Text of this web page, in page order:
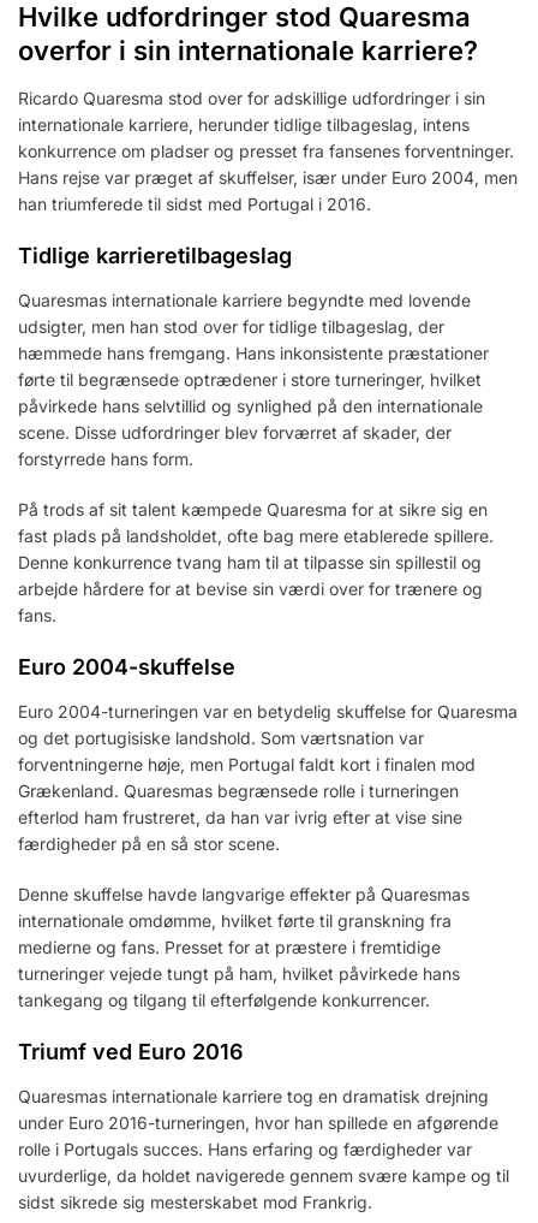
Hvilke udfordringer stod Quaresma
overfor i sin internationale karriere?
Ricardo Quaresma stod over for adskillige udfordringer i sin
internationale karriere, herunder tidlige tilbageslag, intens
konkurrence om pladser og presset fra fansenes forventninger.
Hans rejse var præget af skuffelser, især under Euro 2004, men
han triumferede til sidst med Portugal i 2016.
Tidlige karrieretilbageslag
Quaresmas internationale karriere begyndte med lovende
udsigter, men han stod over for tidlige tilbageslag, der
hæmmede hans fremgang. Hans inkonsistente præstationer
førte til begrænsede optrædener i store turneringer, hvilket
påvirkede hans selvtillid og synlighed på den internationale
scene. Disse udfordringer blev forværret af skader, der
forstyrrede hans form.
På trods af sit talent kæmpede Quaresma for at sikre sig en
fast plads på landsholdet, ofte bag mere etablerede spillere.
Denne konkurrence tvang ham til at tilpasse sin spillestil og
arbejde hårdere for at bevise sin værdi over for trænere og
fans.
Euro 2004-skuffelse
Euro 2004-turneringen var en betydelig skuffelse for Quaresma
og det portugisiske landshold. Som værtsnation var
forventningerne høje, men Portugal faldt kort i finalen mod
Grækenland. Quaresmas begrænsede rolle i turneringen
efterlod ham frustreret, da han var ivrig efter at vise sine
færdigheder på en så stor scene.
Denne skuffelse havde langvarige effekter på Quaresmas
internationale omdømme, hvilket førte til granskning fra
medierne og fans. Presset for at præstere i fremtidige
turneringer vejede tungt på ham, hvilket påvirkede hans
tankegang og tilgang til efterfølgende konkurrencer.
Triumf ved Euro 2016
Quaresmas internationale karriere tog en dramatisk drejning
under Euro 2016-turneringen, hvor han spillede en afgørende
rolle i Portugals succes. Hans erfaring og færdigheder var
uvurderlige, da holdet navigerede gennem svære kampe og til
sidst sikrede sig mesterskabet mod Frankrig.